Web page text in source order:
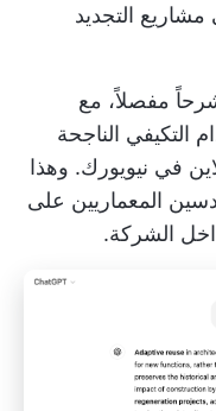
التجديد
مفصلاً، مع
التكيفي الناجحة
في نيويورك. وهذا
المعماريين على
الشركة.